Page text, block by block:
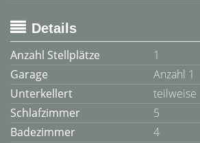
Details
Anzahl Stellplätze
1
Garage
Anzahl 1
Unterkellert
teilweise
Schlafzimmer
5
Badezimmer
4